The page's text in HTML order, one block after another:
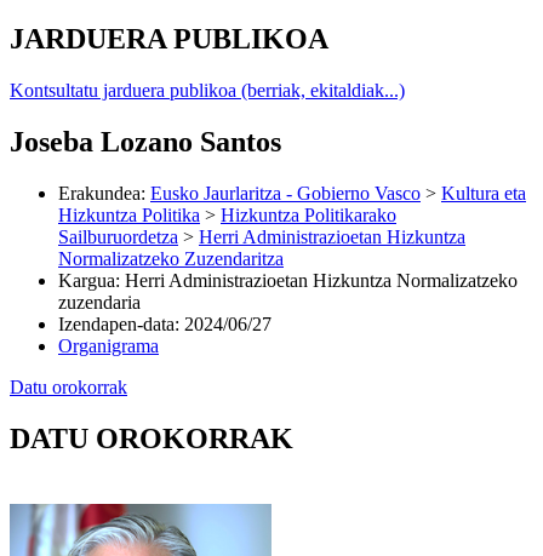
JARDUERA PUBLIKOA
Kontsultatu jarduera publikoa (berriak, ekitaldiak...)
Joseba Lozano Santos
Erakundea: Eusko Jaurlaritza - Gobierno Vasco > Kultura eta
Hizkuntza Politika > Hizkuntza Politikarako
Sailburuordetza > Herri Administrazioetan Hizkuntza
Normalizatzeko Zuzendaritza
Kargua: Herri Administrazioetan Hizkuntza Normalizatzeko
zuzendaria
Izendapen-data: 2024/06/27
Organigrama
Datu orokorrak
DATU OROKORRAK